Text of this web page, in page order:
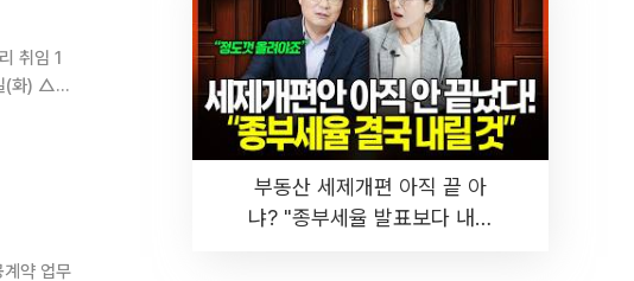
부동산 세제개편 아직 끝 아
냐? "종부세율 발표보다 내릴